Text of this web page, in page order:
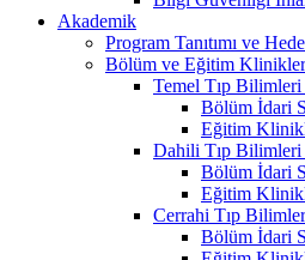
Akademik
Program Tanıtımı ve
Bölüm ve Eğitim
Temel Tıp
Bölüm İdari
Eğitim
Dahili Tıp
Bölüm İdari
Eğitim
Cerrahi Tıp
Bölüm İdari